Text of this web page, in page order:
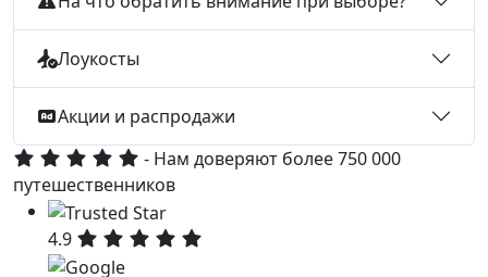
Лоукосты
Акции и распродажи
- Нам доверяют более 750 000
путешественников
4.9